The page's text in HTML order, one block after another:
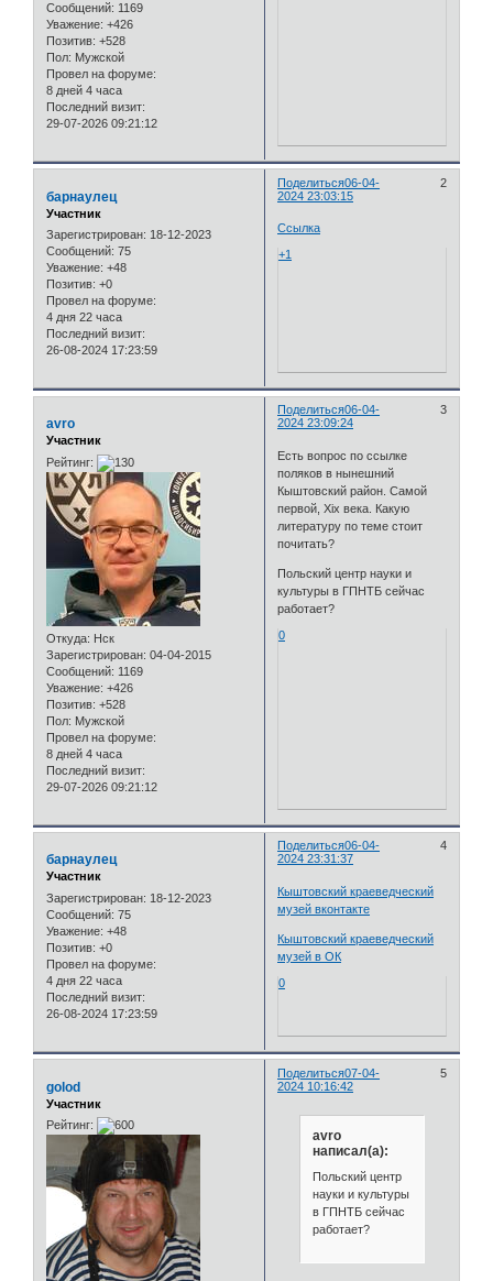
Сообщений: 1169
Уважение: +426
Позитив: +528
Пол: Мужской
Провел на форуме:
8 дней 4 часа
Последний визит:
29-07-2026 09:21:12
Поделиться 2
06-04-
2024 23:03:15
барнаулец
Участник
Зарегистрирован: 18-12-2023
Сообщений: 75
Уважение: +48
Позитив: +0
Провел на форуме:
4 дня 22 часа
Последний визит:
26-08-2024 17:23:59
Ссылка
+1
Поделиться 3
06-04-
2024 23:09:24
avro
Участник
Рейтинг:
Откуда: Нск
Зарегистрирован: 04-04-2015
Сообщений: 1169
Уважение: +426
Позитив: +528
Пол: Мужской
Провел на форуме:
8 дней 4 часа
Последний визит:
29-07-2026 09:21:12
Есть вопрос по ссылке
поляков в нынешний
Кыштовский район. Самой
первой, Xix века. Какую
литературу по теме стоит
почитать?
Польский центр науки и
культуры в ГПНТБ сейчас
работает?
0
Поделиться 4
06-04-
2024 23:31:37
барнаулец
Участник
Зарегистрирован: 18-12-2023
Сообщений: 75
Уважение: +48
Позитив: +0
Провел на форуме:
4 дня 22 часа
Последний визит:
26-08-2024 17:23:59
Кыштовский краеведческий
музей вконтакте
Кыштовский краеведческий
музей в ОК
0
Поделиться 5
07-04-
2024 10:16:42
golod
Участник
Рейтинг:
avro
написал(а):
Польский центр
науки и культуры
в ГПНТБ сейчас
работает?